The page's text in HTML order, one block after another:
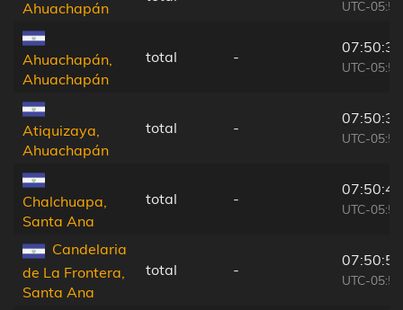
Ahuachapán
UTC-05:56
Ahuachapán,
Ahuachapán
total -
07:50:31
UTC-05:56
Atiquizaya,
Ahuachapán
total -
07:50:39
UTC-05:56
Chalchuapa,
Santa Ana
total -
07:50:43
UTC-05:56
Candelaria
de La Frontera,
Santa Ana
total -
07:50:52
UTC-05:56